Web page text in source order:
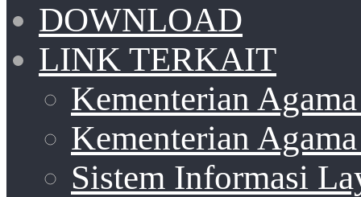
DOWNLOAD
LINK TERKAIT
Kementerian
Kementerian
Sistem Informasi